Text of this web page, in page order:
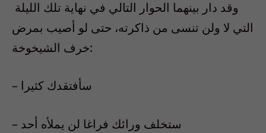
وقد دار بينهما الحوار التالي في نهاية تلك الليلة
التي لا ولن تنسى من ذاكرته، حتى لو أصيب بمرض
خرف الشيخوخة:
– سأفتقدك كثيرا
– ستخلف ورائك فراغا لن يملأه أحد